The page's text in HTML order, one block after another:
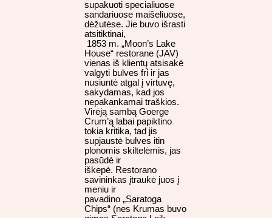
supakuoti specialiuose
sandariuose maišeliuose,
dėžutėse. Jie buvo išrasti
atsitiktinai,
1853 m. „Moon’s Lake
House“ restorane (JAV)
vienas iš klientų atsisakė
valgyti bulves fri ir jas
nusiuntė atgal į virtuvę,
sakydamas, kad jos
nepakankamai traškios.
Virėją sambą Goerge
Crum’ą labai papiktino
tokia kritika, tad jis
supjaustė bulves itin
plonomis skiltelėmis, jas
pasūdė ir
iškepė. Restorano
savininkas įtraukė juos į
meniu ir
pavadino „Saratoga
Chips“ (nes Krumas buvo